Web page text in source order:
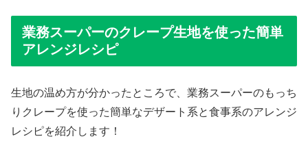
業務スーパーのクレープ生地を使った簡単
アレンジレシピ
生地の温め方が分かったところで、業務スーパーのもっち
りクレープを使った簡単なデザート系と食事系のアレンジ
レシピを紹介します！